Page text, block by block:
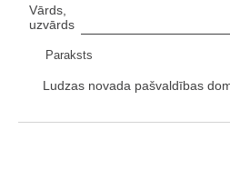
Vārds,
uzvārds
Paraksts
Ludzas novada pašvaldības